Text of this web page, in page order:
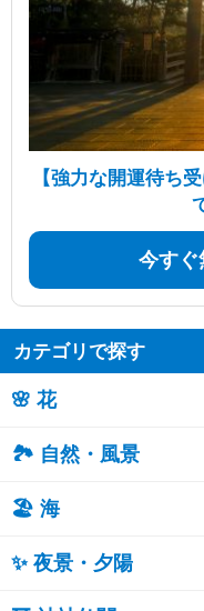
【強力な開運待ち
今すぐ
カテゴリで探す
🌸 花
🏞️ 自然・風景
🏖 海
✨ 夜景・夕陽